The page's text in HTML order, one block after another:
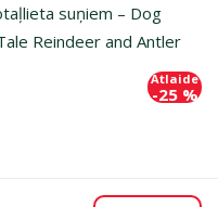
suņiem – Dog
Reindeer and Antler
Atlaide
-25 %